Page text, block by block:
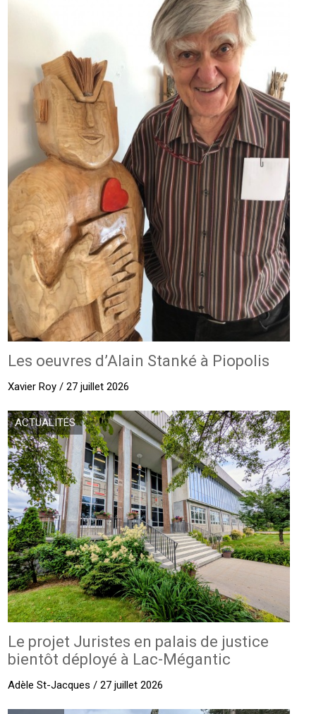
Les oeuvres d’Alain Stanké à Piopolis
Xavier Roy / 27 juillet 2026
ACTUALITÉS
Le projet Juristes en palais de justice
bientôt déployé à Lac-Mégantic
Adèle St-Jacques / 27 juillet 2026